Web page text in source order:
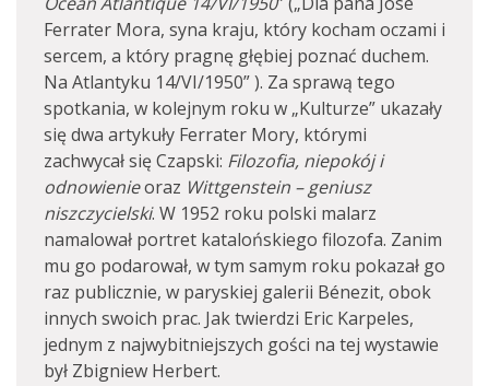
Ferrater Mora, syna kraju, który kocham oczami i
sercem, a który pragnę głębiej poznać duchem.
Na Atlantyku 14/VI/1950” ). Za sprawą tego
spotkania, w kolejnym roku w „Kulturze” ukazały
się dwa artykuły Ferrater Mory, którymi
zachwycał się Czapski: Filozofia, niepokój i
odnowienieoraz Wittgenstein – geniusz
niszczycielski. W 1952 roku polski malarz
namalował portret katalońskiego filozofa. Zanim
mu go podarował, w tym samym roku pokazał go
raz publicznie, w paryskiej galerii Bénezit, obok
innych swoich prac. Jak twierdzi Eric Karpeles,
jednym z najwybitniejszych gości na tej wystawie
był Zbigniew Herbert.